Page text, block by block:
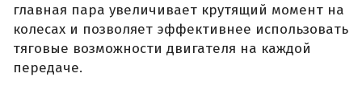
главная пара увеличивает крутящий момент на
колесах и позволяет эффективнее использовать
тяговые возможности двигателя на каждой
передаче.